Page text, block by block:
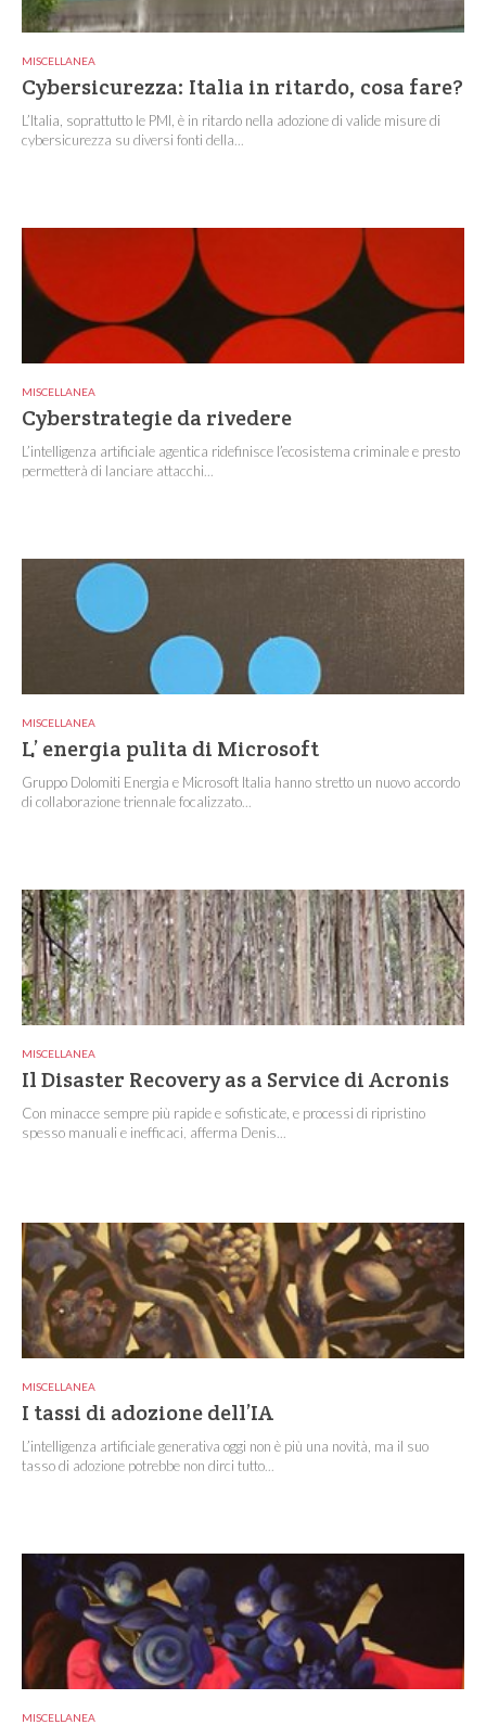
MISCELLANEA
Cybersicurezza: Italia in ritardo, cosa fare?
L’Italia, soprattutto le PMI, è in ritardo nella adozione di valide misure di
cybersicurezza su diversi fonti della...
MISCELLANEA
Cyberstrategie da rivedere
L’intelligenza artificiale agentica ridefinisce l’ecosistema criminale e presto
permetterà di lanciare attacchi...
MISCELLANEA
L’ energia pulita di Microsoft
Gruppo Dolomiti Energia e Microsoft Italia hanno stretto un nuovo accordo
di collaborazione triennale focalizzato...
MISCELLANEA
Il Disaster Recovery as a Service di Acronis
Con minacce sempre più rapide e sofisticate, e processi di ripristino
spesso manuali e inefficaci, afferma Denis...
MISCELLANEA
I tassi di adozione dell’IA
L’intelligenza artificiale generativa oggi non è più una novità, ma il suo
tasso di adozione potrebbe non dirci tutto...
MISCELLANEA